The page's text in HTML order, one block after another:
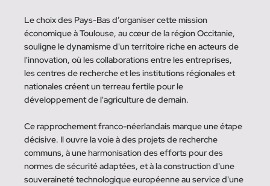
Le choix des Pays-Bas d’organiser cette mission
économique à Toulouse, au cœur de la région Occitanie,
souligne le dynamisme d'un territoire riche en acteurs de
l'innovation, où les collaborations entre les entreprises,
les centres de recherche et les institutions régionales et
nationales créent un terreau fertile pour le
développement de l'agriculture de demain.
Ce rapprochement franco-néerlandais marque une étape
décisive. Il ouvre la voie à des projets de recherche
communs, à une harmonisation des efforts pour des
normes de sécurité adaptées, et à la construction d'une
souveraineté technologique européenne au service d'une